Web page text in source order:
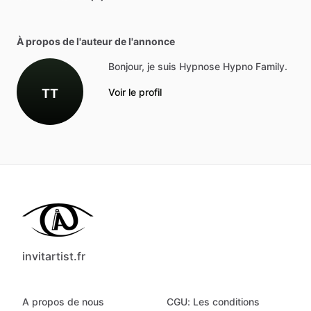
À propos de l'auteur de l'annonce
TT
Bonjour, je suis Hypnose Hypno Family.
Voir le profil
invitartist.fr
A propos de nous CGU: Les conditions